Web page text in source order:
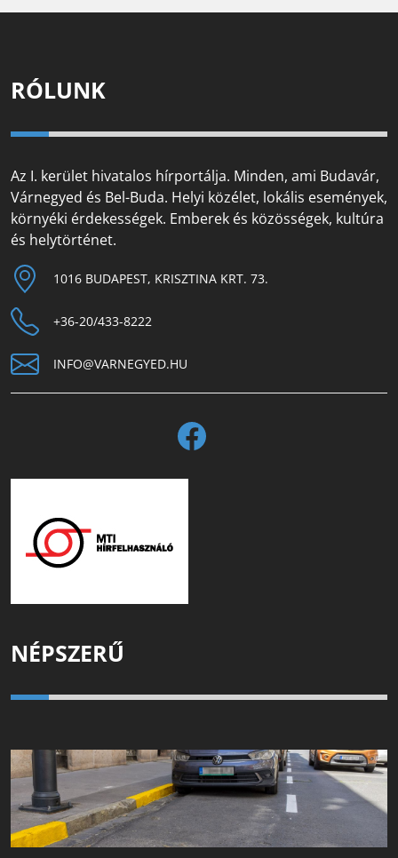
RÓLUNK
Az I. kerület hivatalos hírportálja. Minden, ami Budavár,
Várnegyed és Bel-Buda. Helyi közélet, lokális események,
környéki érdekességek. Emberek és közösségek, kultúra
és helytörténet.
1016 BUDAPEST, KRISZTINA KRT. 73.
+36-20/433-8222
INFO@VARNEGYED.HU
NÉPSZERŰ